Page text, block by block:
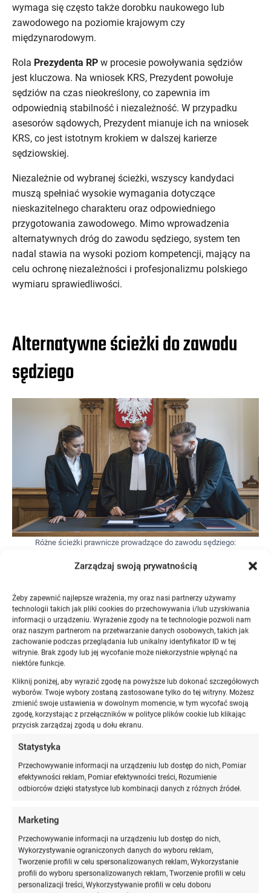
Zarządzaj swoją prywatnością
Żeby zapewnić najlepsze wrażenia, my oraz nasi partnerzy używamy
technologii takich jak pliki cookies do przechowywania i/lub uzyskiwania
informacji o urządzeniu. Wyrażenie zgody na te technologie pozwoli nam
oraz naszym partnerom na przetwarzanie danych osobowych, takich jak
zachowanie podczas przeglądania lub unikalny identyfikator ID w tej
witrynie. Brak zgody lub jej wycofanie może niekorzystnie wpłynąć na
niektóre funkcje.
Kliknij poniżej, aby wyrazić zgodę na powyższe lub dokonać szczegółowych
wyborów. Twoje wybory zostaną zastosowane tylko do tej witryny. Możesz
zmienić swoje ustawienia w dowolnym momencie, w tym wycofać swoją
zgodę, korzystając z przełączników w polityce plików cookie lub klikając
przycisk zarządzaj zgodą u dołu ekranu.
Statystyka
Przechowywanie informacji na urządzeniu lub dostęp do nich, Pomiar
efektywności reklam, Pomiar efektywności treści, Rozumienie
odbiorców dzięki statystyce lub kombinacji danych z różnych źródeł.
Marketing
Przechowywanie informacji na urządzeniu lub dostęp do nich,
Wykorzystywanie ograniczonych danych do wyboru reklam,
Tworzenie profili w celu spersonalizowanych reklam, Wykorzystanie
profili do wyboru spersonalizowanych reklam, Tworzenie profili w celu
personalizacji treści, Wykorzystywanie profili w celu doboru
wymaga się często także dorobku naukowego lub
zawodowego na poziomie krajowym czy
międzynarodowym.
Rola Prezydenta RP w procesie powoływania sędziów
jest kluczowa. Na wniosek KRS, Prezydent powołuje
sędziów na czas nieokreślony, co zapewnia im
odpowiednią stabilność i niezależność. W przypadku
asesorów sądowych, Prezydent mianuje ich na wniosek
KRS, co jest istotnym krokiem w dalszej karierze
sędziowskiej.
Niezależnie od wybranej ścieżki, wszyscy kandydaci
muszą spełniać wysokie wymagania dotyczące
nieskazitelnego charakteru oraz odpowiedniego
przygotowania zawodowego. Mimo wprowadzenia
alternatywnych dróg do zawodu sędziego, system ten
nadal stawia na wysoki poziom kompetencji, mający na
celu ochronę niezależności i profesjonalizmu polskiego
wymiaru sprawiedliwości.
Alternatywne ścieżki do zawodu
sędziego
Różne ścieżki prawnicze prowadzące do zawodu sędziego:
mogą ubiegać się o stanowisko sędziego bez aplikacji sędziowskiej.
Alternatywy dla aplikacji sędziowskiej
Dla osób, które chcą zostać sędzią, ale nie przeszły
tradycyjnej aplikacji sędziowskiej, polskie prawo
przewiduje alternatywne drogi do tego zawodu.
Zmieniające się przepisy umożliwiły doświadczonym
prawnikom, takim jak adwokaci, radcowie prawni,
prokuratorzy i notariusze, ubieganie się o stanowisko
sędziego bez konieczności ukończenia aplikacji
sędziowskiej. Te alternatywne ścieżki są realną opcją dla
tych, którzy zdobyli odpowiednie doświadczenie
zawodowe w innych dziedzinach prawa, ale chcą
rozwijać swoją karierę w sądownictwie.
Praca sędziego bez aplikacji prawniczej
Zgodnie z art. 61Prawa o ustroju sądów powszechnych
sędzią sądu rejonowego może zostać osoba, która